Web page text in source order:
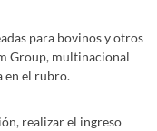
para bovinos y otros
Group, multinacional
en el rubro.
realizar el ingreso